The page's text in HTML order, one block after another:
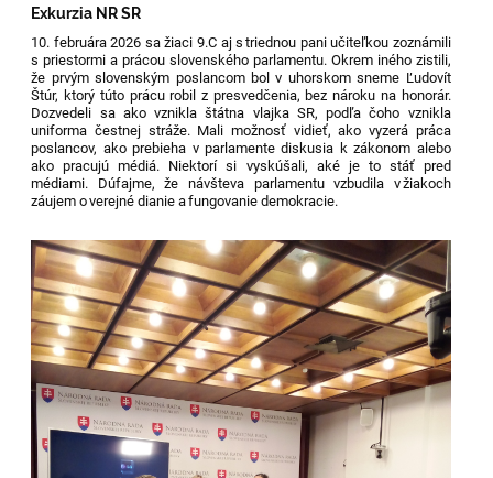
Exkurzia NR SR
10. februára 2026 sa žiaci 9.C aj s triednou pani učiteľkou zoznámili
s priestormi a prácou slovenského parlamentu. Okrem iného zistili,
že prvým slovenským poslancom bol v uhorskom sneme Ľudovít
Štúr, ktorý túto prácu robil z presvedčenia, bez nároku na honorár.
Dozvedeli sa ako vznikla štátna vlajka SR, podľa čoho vznikla
uniforma čestnej stráže. Mali možnosť vidieť, ako vyzerá práca
poslancov, ako prebieha v parlamente diskusia k zákonom alebo
ako pracujú médiá. Niektorí si vyskúšali, aké je to stáť pred
médiami. Dúfajme, že návšteva parlamentu vzbudila v žiakoch
záujem o verejné dianie a fungovanie demokracie.